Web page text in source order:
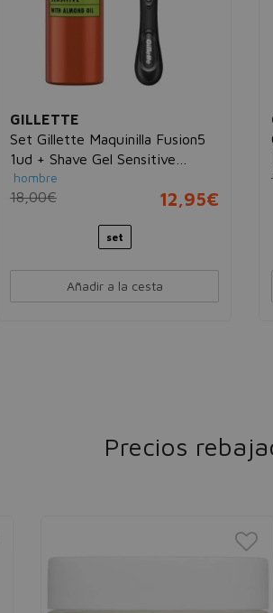
GILLETTE
Set Gillette Maquinilla Fusion5
1ud + Shave Gel Sensitive
200ml
hombre
18,00€ 12,95€
set
Añadir a la cesta
Precios